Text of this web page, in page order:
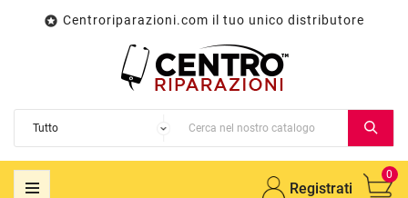
 Centroriparazioni.com il tuo unico distributore
Registrati
0